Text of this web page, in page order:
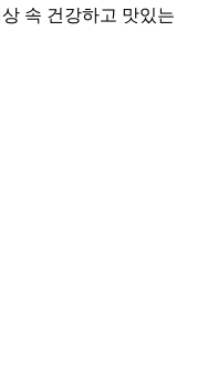
속 건강하고 맛있는